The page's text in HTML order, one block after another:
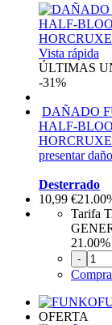
Vista rápida
ÚLTIMAS
-31%
DAÑADO
HALF-
presentar
Desterrado
10,99 €
Tarifa
21.00%
-
OFERTA